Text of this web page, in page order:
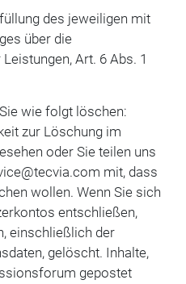
des jeweiligen mit
über die
Art. 6 Abs. 1
wie folgt löschen:
zur Löschung im
oder Sie teilen uns
mit, dass
wollen. Wenn Sie sich
entschließen,
einschließlich der
gelöscht. Inhalte,
gepostet